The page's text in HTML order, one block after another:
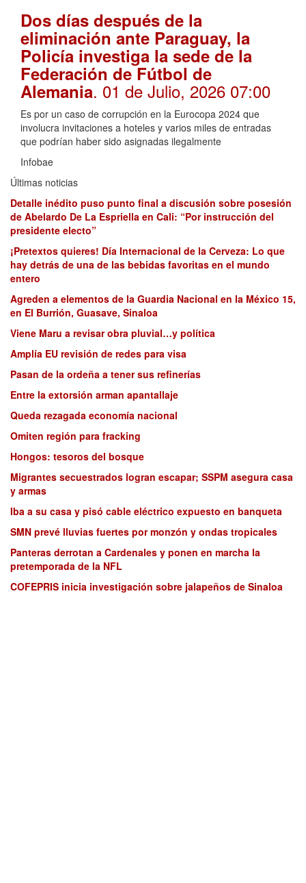
Dos días después de la
eliminación ante Paraguay, la
Policía investiga la sede de la
Federación de Fútbol de
Alemania. 01 de Julio, 2026 07:00
Es por un caso de corrupción en la Eurocopa 2024 que
involucra invitaciones a hoteles y varios miles de entradas
que podrían haber sido asignadas ilegalmente
Infobae
Últimas noticias
Detalle inédito puso punto final a discusión sobre posesión
de Abelardo De La Espriella en Cali: “Por instrucción del
presidente electo”
¡Pretextos quieres! Día Internacional de la Cerveza: Lo que
hay detrás de una de las bebidas favoritas en el mundo
entero
Agreden a elementos de la Guardia Nacional en la México 15,
en El Burrión, Guasave, Sinaloa
Viene Maru a revisar obra pluvial…y política
Amplía EU revisión de redes para visa
Pasan de la ordeña a tener sus refinerías
Entre la extorsión arman apantallaje
Queda rezagada economía nacional
Omiten región para fracking
Hongos: tesoros del bosque
Migrantes secuestrados logran escapar; SSPM asegura casa
y armas
Iba a su casa y pisó cable eléctrico expuesto en banqueta
SMN prevé lluvias fuertes por monzón y ondas tropicales
Panteras derrotan a Cardenales y ponen en marcha la
pretemporada de la NFL
COFEPRIS inicia investigación sobre jalapeños de Sinaloa